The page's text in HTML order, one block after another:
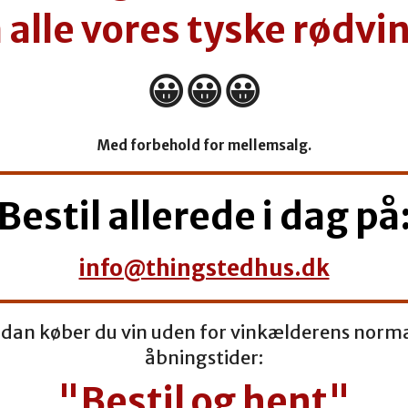
alle vores tyske
😀😀😀
Med forbehold for mellemsalg.
Bestil allerede i dag på:
info@thingstedhus.dk
køber du vin uden for vinkælderens
åbningstider: